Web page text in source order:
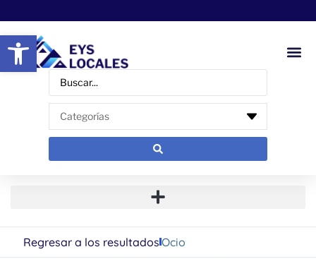
Abrir barra de herramientas
Regresar a los resultadosOcio